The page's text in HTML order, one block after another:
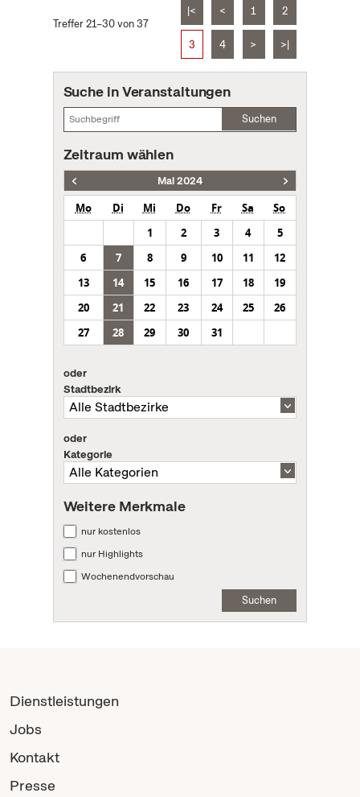
Treffer 21–30 von 37
|< < 1 2
3 4 > >|
Suche in Veranstaltungen
Suchen
Zeitraum wählen
Mai 2024
Mo Di Mi Do Fr Sa
So
1
2 3 4
5
6
7 8 9 10 11
12
13
14 15 16 17 18
19
20
21 22 23 24 25
26
27
28 29 30 31
oder
Stadtbezirk
oder
Kategorie
Weitere Merkmale
nur kostenlos
nur Highlights
Wochenendvorschau
Suchen
Dienstleistungen
Jobs
Kontakt
Presse